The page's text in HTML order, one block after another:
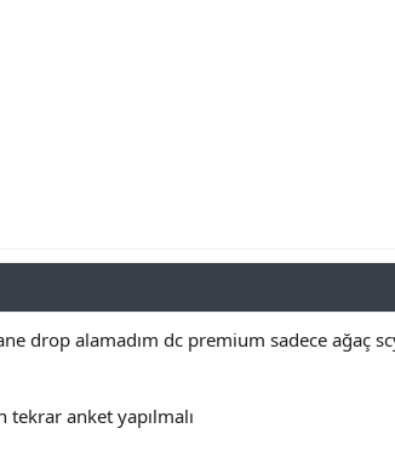
drop alamadım dc premium sadece ağaç
tekrar anket yapılmalı